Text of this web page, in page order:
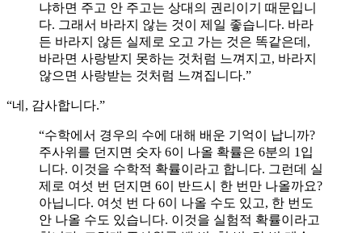
냐하면 주고 안 주고는 상대의 권리이기 때문입니
다. 그래서 바라지 않는 것이 제일 좋습니다. 바라
든 바라지 않든 실제로 오고 가는 것은 똑같은데,
바라면 사랑받지 못하는 것처럼 느껴지고, 바라지
않으면 사랑받는 것처럼 느껴집니다.”
“네, 감사합니다.”
“수학에서 경우의 수에 대해 배운 기억이 납니까?
주사위를 던지면 숫자 6이 나올 확률은 6분의 1입
니다. 이것을 수학적 확률이라고 합니다. 그런데 실
제로 여섯 번 던지면 6이 반드시 한 번만 나올까요?
아닙니다. 여섯 번 다 6이 나올 수도 있고, 한 번도
안 나올 수도 있습니다. 이것을 실험적 확률이라고